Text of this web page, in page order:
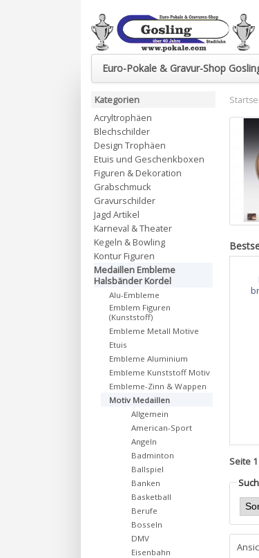
Euro-Pokale & Gravur-Shop
Seite 1
Kategorien
Acryltrophäen
Blechschilder
Design Trophäen
Etuis und Geschenkboxen
Figuren & Dekoration
Grabschmuck
Gravurschilder
Jagd Artikel
Karneval & Theater
Kegeln & Bowling
Kontur Figuren
Medaillen Embleme
Halsbänder Kordel
Alu-Embleme
Emblem Figuren
(Kunststoff)
Embleme Metall Motive
Etuis
Embleme Aluminium
Embleme Kunststoff Motiv
Embleme-Zinn & Wappen
Motiv Medaillen
Allgemein
American-Sport
Angeln
Badminton
Ballspiel
Banken
Basketball
Berufe
Bosseln
DMV
Eisenbahn